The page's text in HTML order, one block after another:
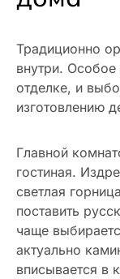
Традиционно
внутри. Особое
отделке, и
изготовлению
Главной
гостиная.
светлая
поставить
чаще
актуально
вписывается в